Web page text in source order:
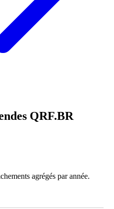
QRF.BR
agrégés par année.